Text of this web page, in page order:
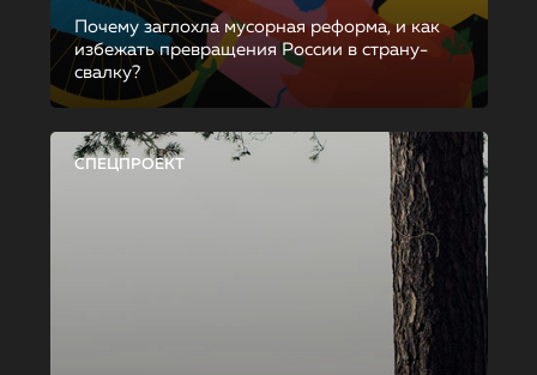
Почему заглохла мусорная реформа, и как
избежать превращения России в страну-
свалку?
СПЕЦПРОЕКТ